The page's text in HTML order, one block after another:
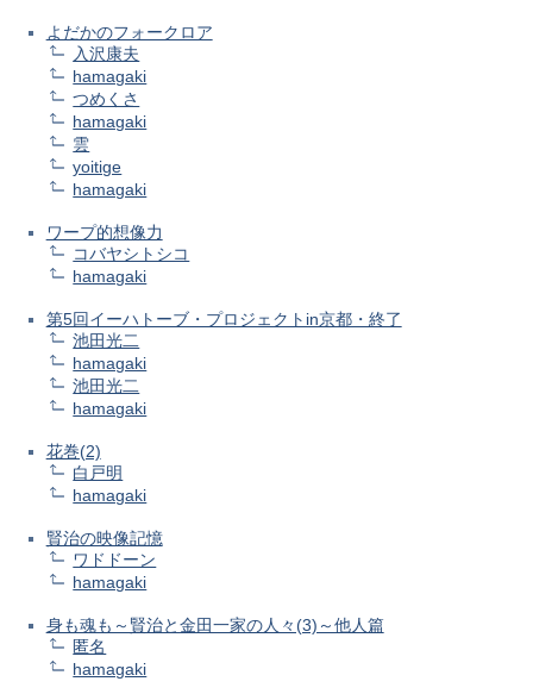
よだかのフォークロア
入沢康夫
hamagaki
つめくさ
hamagaki
雲
yoitige
hamagaki
ワープ的想像力
コバヤシトシコ
hamagaki
第5回イーハトーブ・プロジェクトin京都・終了
池田光二
hamagaki
池田光二
hamagaki
花巻(2)
白戸明
hamagaki
賢治の映像記憶
ワドドーン
hamagaki
身も魂も～賢治と金田一家の人々(3)～他人篇
匿名
hamagaki